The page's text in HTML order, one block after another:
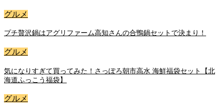
グルメ
プチ贅沢鍋はアグリファーム高知さんの合鴨鍋セットで決まり！
グルメ
気になりすぎて買ってみた！さっぽろ朝市高水 海鮮福袋セット【北
海道ふっこう福袋】
グルメ